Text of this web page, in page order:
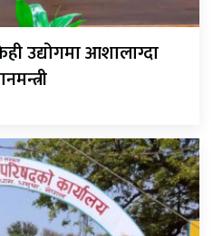
उद्योगमा आशालाग्दा